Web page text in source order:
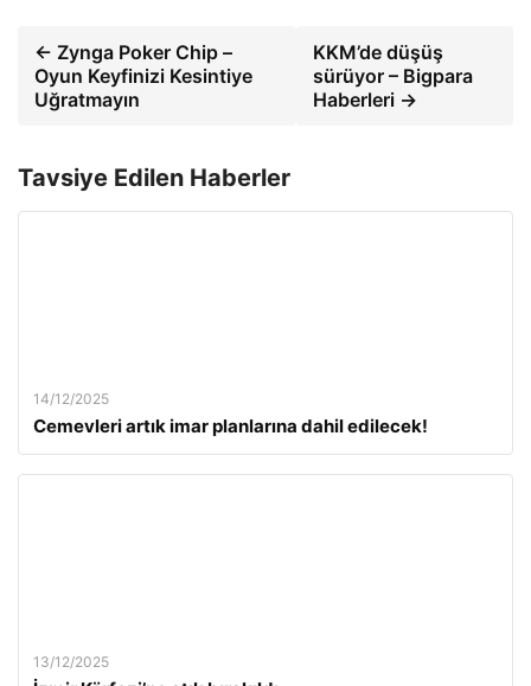
← Zynga Poker Chip –
Oyun Keyfinizi Kesintiye
Uğratmayın
KKM’de düşüş
sürüyor – Bigpara
Haberleri →
Tavsiye Edilen Haberler
14/12/2025
Cemevleri artık imar planlarına dahil edilecek!
13/12/2025